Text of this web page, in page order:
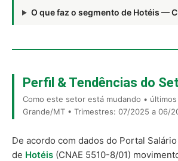
O que faz o segmento de Hotéis —
Perfil & Tendências do
Como este setor está mudando • últimos
Grande/MT • Trimestres: 07/2025 a 06/
De acordo com dados do Portal
de Hotéis (CNAE 5510-8/01)